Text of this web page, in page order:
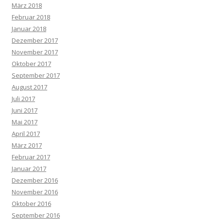
März 2018
Februar 2018
Januar 2018
Dezember 2017
November 2017
Oktober 2017
September 2017
August 2017
Juli 2017
Juni 2017
Mai 2017
April 2017
März 2017
Februar 2017
Januar 2017
Dezember 2016
November 2016
Oktober 2016
September 2016